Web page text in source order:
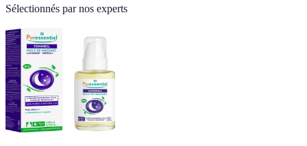
Sélectionnés par nos experts